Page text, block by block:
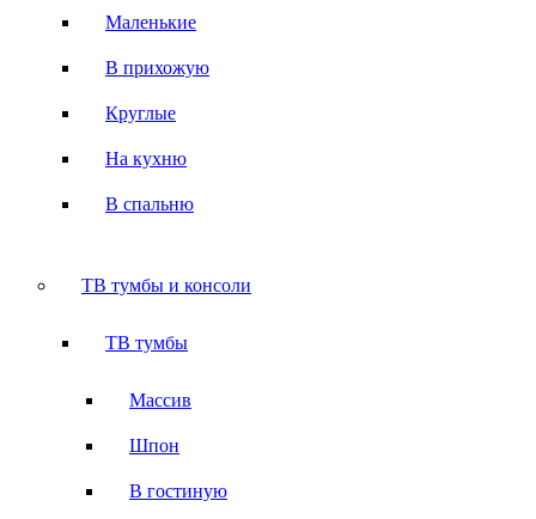
Маленькие
В прихожую
Круглые
На кухню
В спальню
ТВ тумбы и консоли
ТВ тумбы
Массив
Шпон
В гостиную